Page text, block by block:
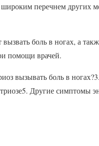
перечнем других
боль в ногах, а
помощи врачей.
вызывать боль в
Другие симптомы